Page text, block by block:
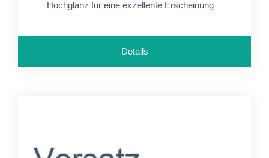
Hochglanz für eine exzellente Erscheinung
Details